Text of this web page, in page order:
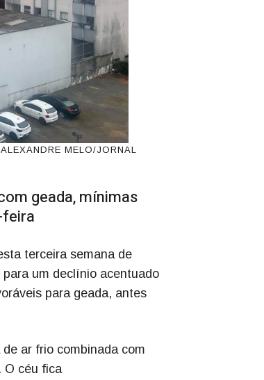
MELO/JORNAL
geada, mínimas
terceira semana de
um declínio acentuado
para geada, antes
ar frio combinada com
O céu fica